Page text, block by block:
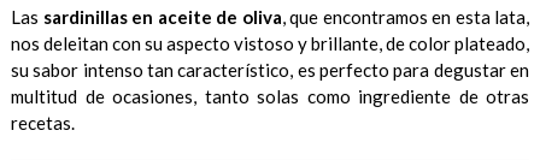
Las sardinillas en aceite de oliva, que encontramos en esta lata,
nos deleitan con su aspecto vistoso y brillante, de color plateado,
su sabor intenso tan característico, es perfecto para degustar en
multitud de ocasiones, tanto solas como ingrediente de otras
recetas.